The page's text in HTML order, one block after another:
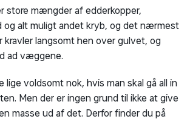
store mængder af edderkopper,
og alt muligt andet kryb, og det nærmest
kravler langsomt hen over gulvet, og
ad væggene.
lige voldsomt nok, hvis man skal gå all in
Men der er ingen grund til ikke at give
masse ud af det. Derfor finder du på